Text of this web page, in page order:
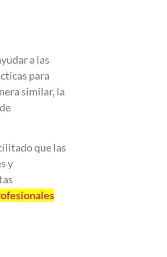
a las
para
similar, la
que las
y